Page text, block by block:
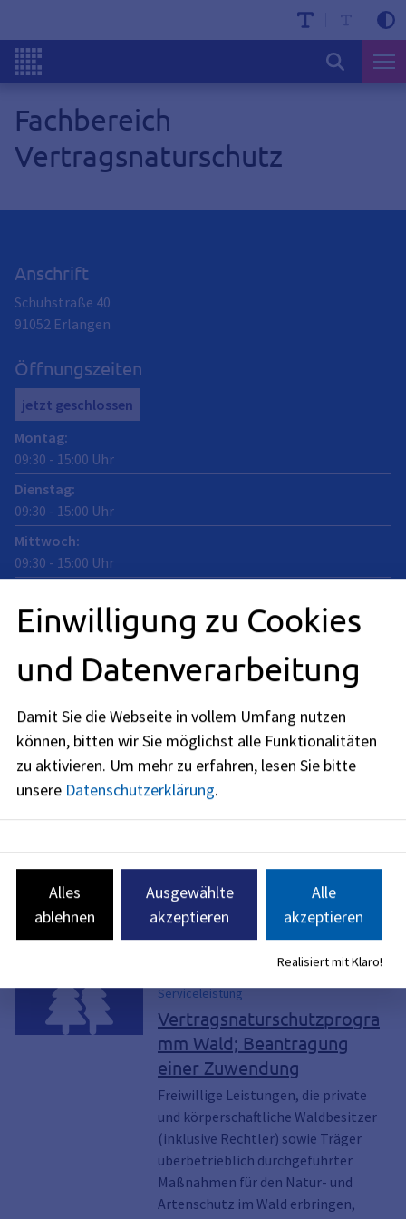
Fachbereich
Vertragsnaturschutz
Anschrift
Schuhstraße 40
91052 Erlangen
Öffnungszeiten
jetzt geschlossen
Montag:
09:30 - 15:00 Uhr
Dienstag:
09:30 - 15:00 Uhr
Mittwoch:
09:30 - 15:00 Uhr
09:30-15:00 Uhr
09:30-12:00Uhr
naturschutz@stadt.erlangen.de
0913186-3326 09131
Es wurden 2 Serviceleistungen gefunden
Serviceleistung
Vertragsnaturschutzprogra
mm Wald; Beantragung
einer Zuwendung
Freiwillige Leistungen, die private
und körperschaftliche Waldbesitzer
(inklusive Rechtler) sowie Träger
überbetrieblich durchgeführter
Maßnahmen für den Natur- und
Artenschutz im Wald erbringen,
Einwilligung zu Cookies
und Datenverarbeitung
Damit Sie die Webseite in vollem Umfang nutzen
können, bitten wir Sie möglichst alle Funktionalitäten
zu aktivieren. Um mehr zu erfahren, lesen Sie bitte
unsere Datenschutzerklärung.
Alles
ablehnen
Ausgewählte
akzeptieren
Alle
akzeptieren
Realisiert mit Klaro!